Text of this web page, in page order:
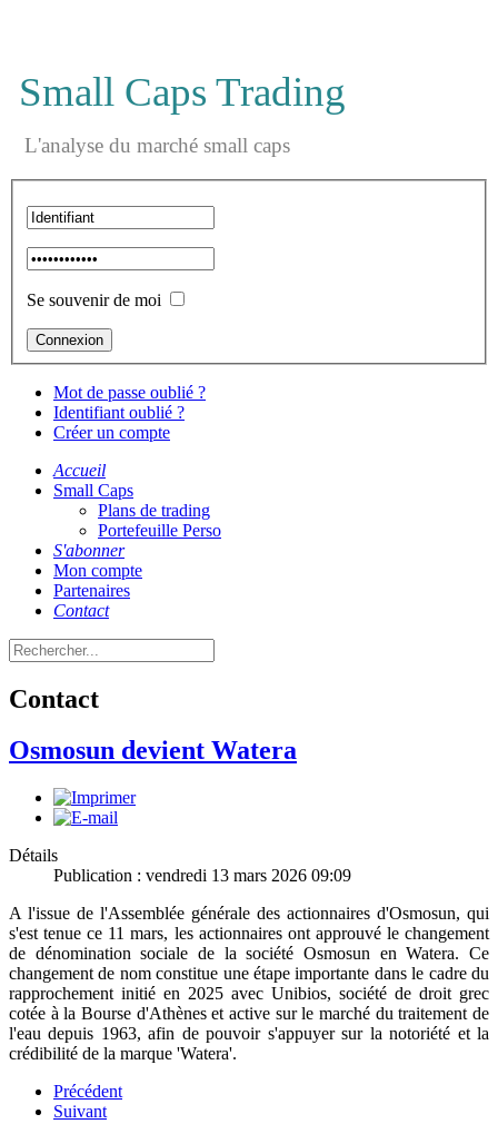
Small Caps Trading
L'analyse du marché small caps
Se souvenir de moi
Mot de passe oublié ?
Identifiant oublié ?
Créer un compte
Accueil
Small Caps
Plans de trading
Portefeuille Perso
S'abonner
Mon compte
Partenaires
Contact
Contact
Osmosun devient Watera
Détails
Publication : vendredi 13 mars 2026 09:09
A l'issue de l'Assemblée générale des actionnaires d'Osmosun, qui
s'est tenue ce 11 mars, les actionnaires ont approuvé le changement
de dénomination sociale de la société Osmosun en Watera. Ce
changement de nom constitue une étape importante dans le cadre du
rapprochement initié en 2025 avec Unibios, société de droit grec
cotée à la Bourse d'Athènes et active sur le marché du traitement de
l'eau depuis 1963, afin de pouvoir s'appuyer sur la notoriété et la
crédibilité de la marque 'Watera'.
Précédent
Suivant